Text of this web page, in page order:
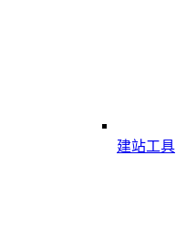
建站工具